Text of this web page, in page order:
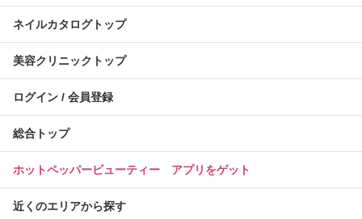
ネイルカタログトップ
美容クリニックトップ
ログイン / 会員登録
総合トップ
ホットペッパービューティー アプリをゲット
近くのエリアから探す